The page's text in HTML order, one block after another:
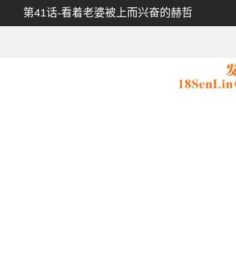
第41话-看着老婆被上而兴奋的赫哲